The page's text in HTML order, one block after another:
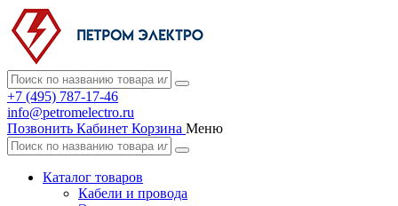
+7 (495) 787-17-46
info@petromelectro.ru
Позвонить Кабинет Корзина Меню
Каталог товаров
Кабели и провода